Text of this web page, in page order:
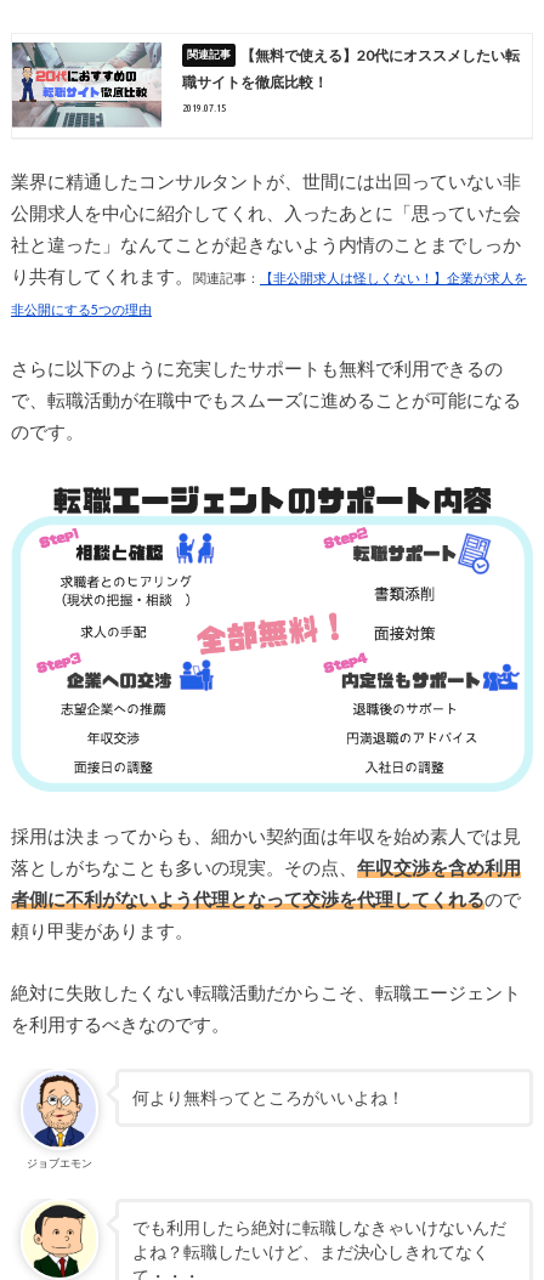
【無料で使える】20代にオススメしたい転
職サイトを徹底比較！
2019.07.15
業界に精通したコンサルタントが、世間には出回っていない非
公開求人を中心に紹介してくれ、入ったあとに「思っていた会
社と違った」なんてことが起きないよう内情のことまでしっか
り共有してくれます。
関連記事：
【非公開求人は怪しくない！】企業が求人を
非公開にする5つの理由
さらに以下のように充実したサポートも無料で利用できるの
で、転職活動が在職中でもスムーズに進めることが可能になる
のです。
採用は決まってからも、細かい契約面は年収を始め素人では見
落としがちなことも多いの現実。その点、 年収交渉を含め利用
者側に不利がないよう代理となって交渉を代理してくれるので
頼り甲斐があります。
絶対に失敗したくない転職活動だからこそ、転職エージェント
を利用するべきなのです。
ジョブエモン
何より無料ってところがいいよね！
でも利用したら絶対に転職しなきゃいけないんだ
よね？転職したいけど、まだ決心しきれてなく